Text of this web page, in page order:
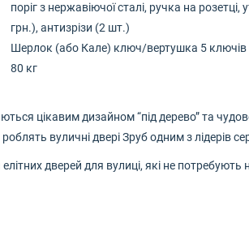
поріг з нержавіючої сталі, ручка на
грн.), антизрізи (2 шт.)
Шерлок (або Кале) ключ/вертушка 5 ключів
80 кг
цікавим дизайном “під дерево” та
вуличні двері Зруб одним з лідерів
елітних дверей для вулиці, які не